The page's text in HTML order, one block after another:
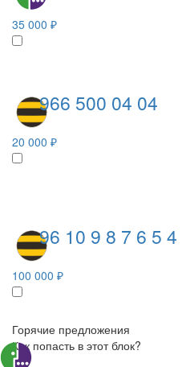
35 000 ₽
966 500 04 04
20 000 ₽
96 10 9 8 7 6 5 4
100 000 ₽
Горячие предложения
Как попасть в этот блок?